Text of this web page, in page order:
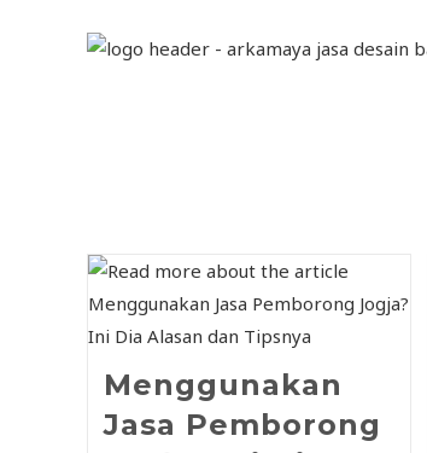
Menggunakan
Jasa Pemborong